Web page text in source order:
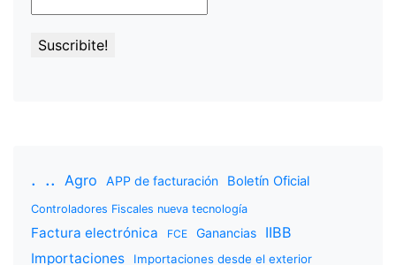
. .. Agro APP de facturación Boletín Oficial
Controladores Fiscales nueva tecnología
Factura electrónica FCE Ganancias IIBB
Importaciones Importaciones desde el exterior